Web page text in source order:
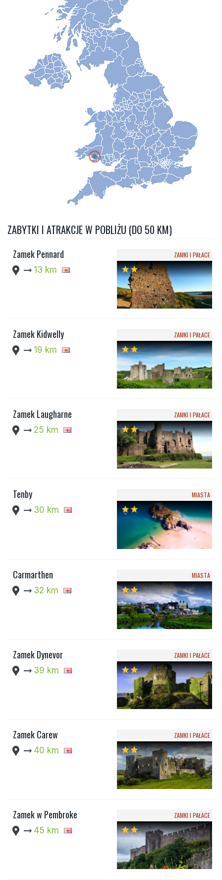
ZABYTKI I ATRAKCJE W POBLIŻU (DO 50 KM)
Zamek Pennard
location_pin arrow_right_alt 13 km
ZAMKI I PAŁACE
starstar
Zamek Kidwelly
location_pin arrow_right_alt 19 km
ZAMKI I PAŁACE
starstar
Zamek Laugharne
location_pin arrow_right_alt 25 km
ZAMKI I PAŁACE
starstar
Tenby
location_pin arrow_right_alt 30 km
MIASTA
starstar
Carmarthen
location_pin arrow_right_alt 32 km
MIASTA
starstar
Zamek Dynevor
location_pin arrow_right_alt 39 km
ZAMKI I PAŁACE
starstar
Zamek Carew
location_pin arrow_right_alt 40 km
ZAMKI I PAŁACE
starstar
Zamek w Pembroke
location_pin arrow_right_alt 45 km
ZAMKI I PAŁACE
starstar